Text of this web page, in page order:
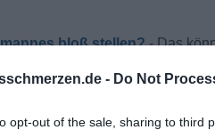
- Do Not
opt-out of the sale, sharing to third
bloß stellen?